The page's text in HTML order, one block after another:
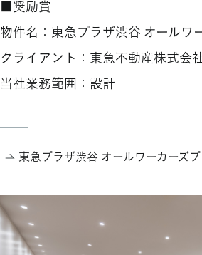
■奨励賞
物件名：東急プラザ渋谷 オールワ
クライアント：東急不動産株式会
当社業務範囲：設計
東急プラザ渋谷 オールワーカーズ